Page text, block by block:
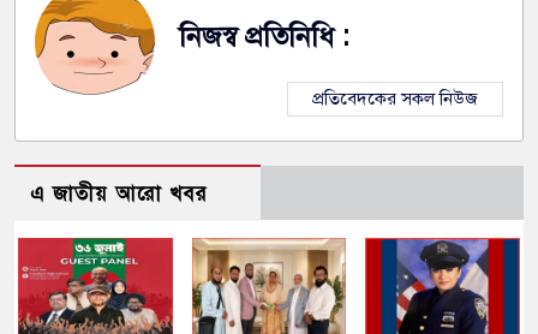
নিজস্ব প্রতিনিধি :
প্রতিবেদকের সকল নিউজ
এ জাতীয় আরো খবর